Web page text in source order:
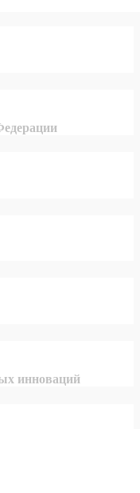
инноваций
культуры и искусства